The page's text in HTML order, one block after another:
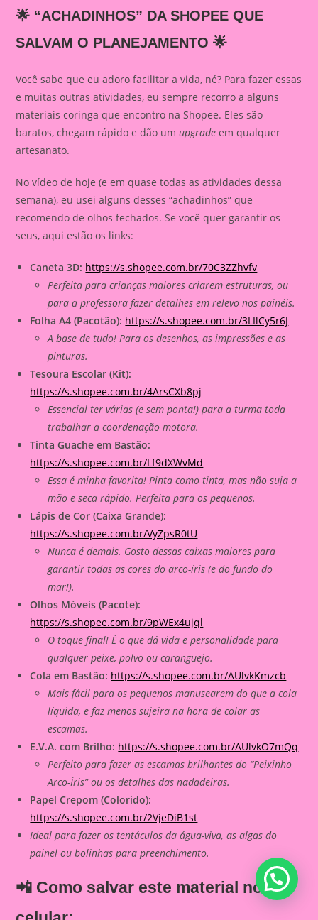
🌟 “ACHADINHOS” DA SHOPEE QUE
SALVAM O PLANEJAMENTO 🌟
Você sabe que eu adoro facilitar a vida, né? Para fazer essas
e muitas outras atividades, eu sempre recorro a alguns
materiais coringa que encontro na Shopee. Eles são
baratos, chegam rápido e dão umupgrade em qualquer
artesanato.
No vídeo de hoje (e em quase todas as atividades dessa
semana), eu usei alguns desses “achadinhos” que
recomendo de olhos fechados. Se você quer garantir os
seus, aqui estão os links:
Caneta 3D: https://s.shopee.com.br/70C3ZZhvfv
Perfeita para crianças maiores criarem estruturas, ou
para a professora fazer detalhes em relevo nos painéis.
Folha A4 (Pacotão): https://s.shopee.com.br/3LIlCy5r6J
A base de tudo! Para os desenhos, as impressões e as
pinturas.
Tesoura Escolar (Kit):
https://s.shopee.com.br/4ArsCXb8pj
Essencial ter várias (e sem ponta!) para a turma toda
trabalhar a coordenação motora.
Tinta Guache em Bastão:
https://s.shopee.com.br/Lf9dXWvMd
Essa é minha favorita! Pinta como tinta, mas não suja a
mão e seca rápido. Perfeita para os pequenos.
Lápis de Cor (Caixa Grande):
https://s.shopee.com.br/VyZpsR0tU
Nunca é demais. Gosto dessas caixas maiores para
garantir todas as cores do arco-íris (e do fundo do
mar!).
Olhos Móveis (Pacote):
https://s.shopee.com.br/9pWEx4ujql
O toque final! É o que dá vida e personalidade para
qualquer peixe, polvo ou caranguejo.
Cola em Bastão: https://s.shopee.com.br/AUlvkKmzcb
Mais fácil para os pequenos manusearem do que a cola
líquida, e faz menos sujeira na hora de colar as
escamas.
E.V.A. com Brilho: https://s.shopee.com.br/AUlvkO7mQq
Perfeito para fazer as escamas brilhantes do “Peixinho
Arco-Íris” ou os detalhes das nadadeiras.
Papel Crepom (Colorido):
https://s.shopee.com.br/2VjeDiB1st
Ideal para fazer os tentáculos da água-viva, as algas do
painel ou bolinhas para preenchimento.
📲 Como salvar este material no